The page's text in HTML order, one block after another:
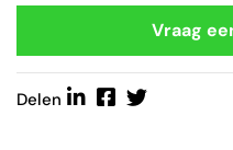
Vraag
Delen